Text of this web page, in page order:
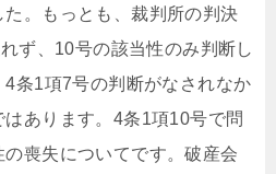
。もっとも、裁判所の判決
ず、10号の該当性のみ判断し
条1項7号の判断がなされなか
あります。4条1項10号で問
喪失についてです。破産会